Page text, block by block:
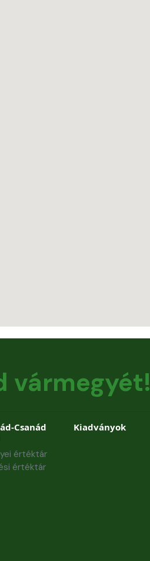
vármegyét!
Csanád
értéktár
értéktár
Kiadványok